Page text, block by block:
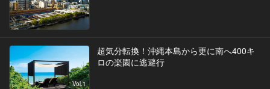
Vol.1
超気分転換！沖縄本島から更に南へ400キ
ロの楽園に逃避行